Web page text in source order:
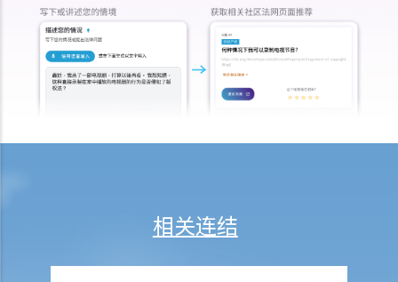
1. 雇佣合约终止后的限制条款
2. 不合理更改雇佣合约条款
3. 不合理及不合法解雇
4. 不合理解雇的补偿
2. 我怀疑公司内某销售员不断将客户资料给予本公司的竞争对手，所以
否不给予他预先通知（或代通知金）而辞职？
相关连结